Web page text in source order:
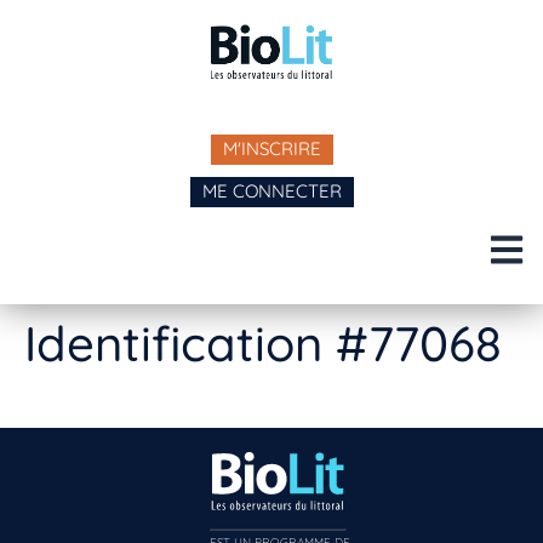
M'INSCRIRE
ME CONNECTER
Identification #77068